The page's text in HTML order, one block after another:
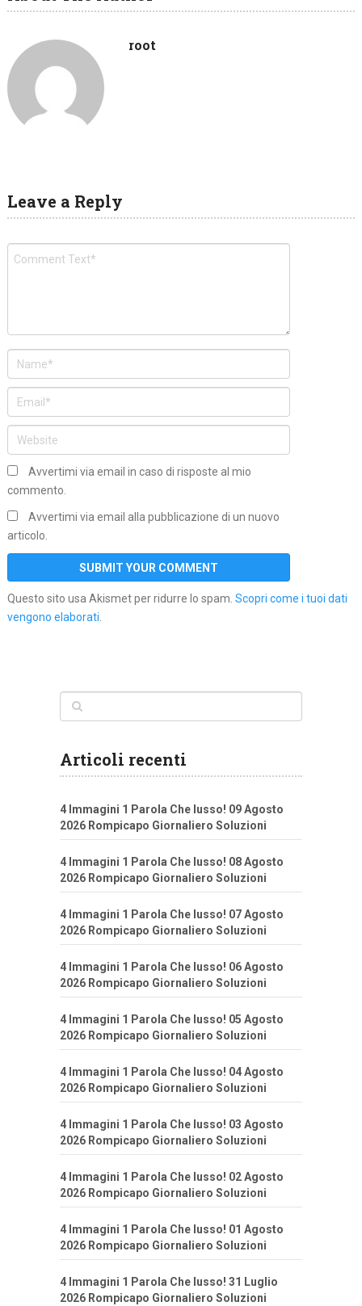
root
Leave a Reply
Avvertimi via email in caso di risposte al mio
commento.
Avvertimi via email alla pubblicazione di un nuovo
articolo.
Questo sito usa Akismet per ridurre lo spam. Scopri come i tuoi dati
vengono elaborati.
Articoli recenti
4 Immagini 1 Parola Che lusso! 09 Agosto
2026 Rompicapo Giornaliero Soluzioni
4 Immagini 1 Parola Che lusso! 08 Agosto
2026 Rompicapo Giornaliero Soluzioni
4 Immagini 1 Parola Che lusso! 07 Agosto
2026 Rompicapo Giornaliero Soluzioni
4 Immagini 1 Parola Che lusso! 06 Agosto
2026 Rompicapo Giornaliero Soluzioni
4 Immagini 1 Parola Che lusso! 05 Agosto
2026 Rompicapo Giornaliero Soluzioni
4 Immagini 1 Parola Che lusso! 04 Agosto
2026 Rompicapo Giornaliero Soluzioni
4 Immagini 1 Parola Che lusso! 03 Agosto
2026 Rompicapo Giornaliero Soluzioni
4 Immagini 1 Parola Che lusso! 02 Agosto
2026 Rompicapo Giornaliero Soluzioni
4 Immagini 1 Parola Che lusso! 01 Agosto
2026 Rompicapo Giornaliero Soluzioni
4 Immagini 1 Parola Che lusso! 31 Luglio
2026 Rompicapo Giornaliero Soluzioni